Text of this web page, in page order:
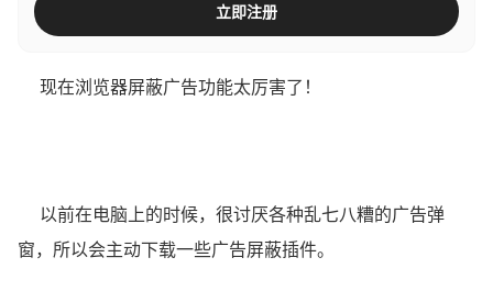
立即注册
现在浏览器屏蔽广告功能太厉害了！
以前在电脑上的时候，很讨厌各种乱七八糟的广告弹
窗，所以会主动下载一些广告屏蔽插件。